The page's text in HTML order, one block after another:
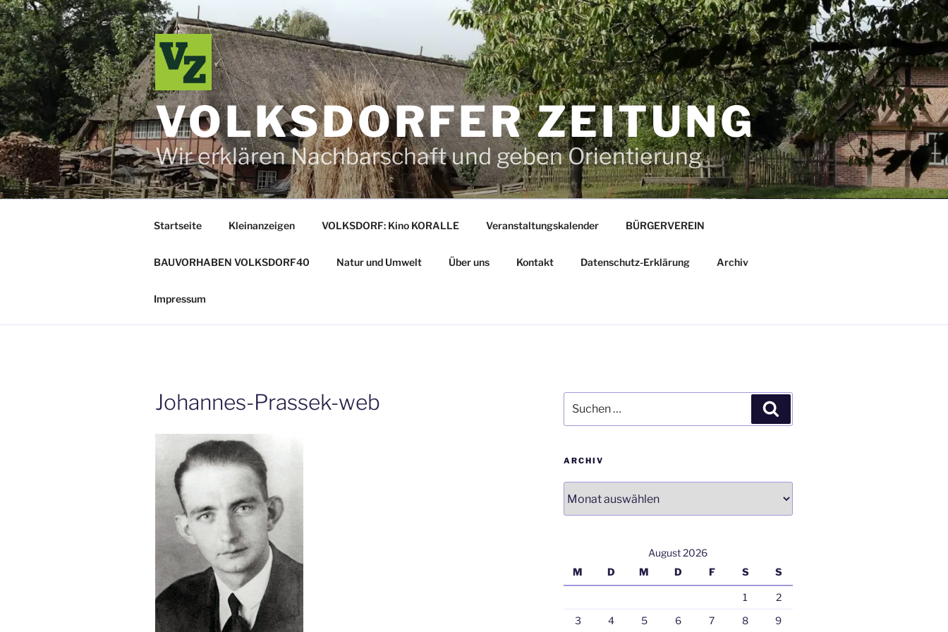
Zum
Inhalt
springen
VOLKSDORFER ZEITUNG
Wir erklären Nachbarschaft und geben Orientierung
Startseite Kleinanzeigen VOLKSDORF: Kino KORALLE Veranstaltungskalender BÜRGERVEREIN
BAUVORHABEN VOLKSDORF40 Natur und Umwelt Über uns Kontakt Datenschutz-Erklärung Archiv
Impressum
Johannes-Prassek-web
nach:
ARCHIV
August 2026
M
D M D F S S
1
2
3
4 5 6 7 8 9